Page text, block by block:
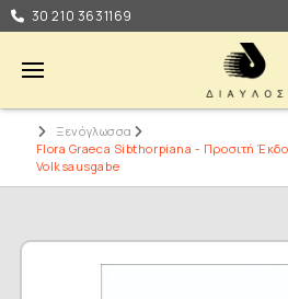
30 210 3631169
Ξενόγλωσσα
Flora Graeca Sibthorpiana - Προσιτή
Volksausgabe